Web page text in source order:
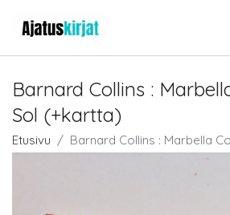
Barnard Collins :
Sol (+kartta)
Etusivu Barnard Collins : Marbella